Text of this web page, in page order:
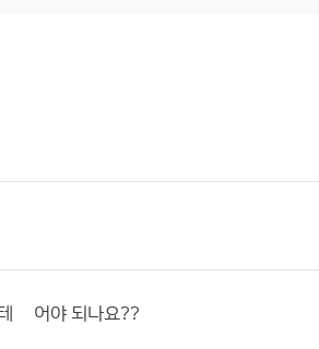
밎어야 되나요??